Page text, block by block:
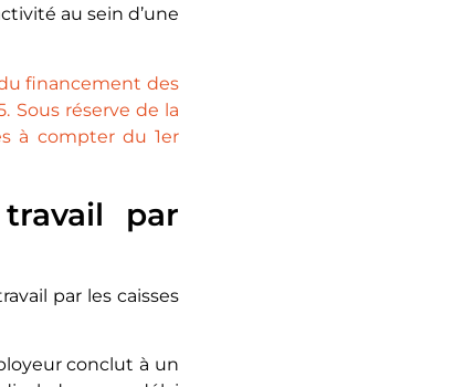
au sein d’une
financement des
Sous réserve de la
à compter du 1er
par
par les caisses
conclut à un